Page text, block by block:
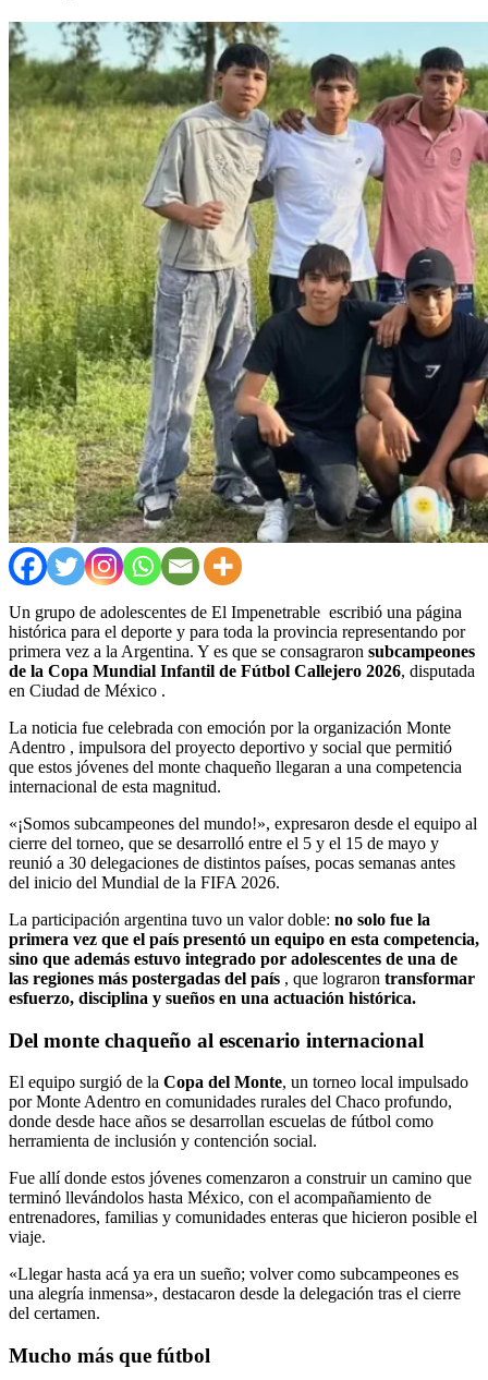
Un grupo de adolescentes de El Impenetrable escribió una página
histórica para el deporte y para toda la provincia representando por
primera vez a la Argentina. Y es que se consagraron subcampeones
de la Copa Mundial Infantil de Fútbol Callejero 2026, disputada
en Ciudad de México .
La noticia fue celebrada con emoción por la organización Monte
Adentro , impulsora del proyecto deportivo y social que permitió
que estos jóvenes del monte chaqueño llegaran a una competencia
internacional de esta magnitud.
«¡Somos subcampeones del mundo!», expresaron desde el equipo al
cierre del torneo, que se desarrolló entre el 5 y el 15 de mayo y
reunió a 30 delegaciones de distintos países, pocas semanas antes
del inicio del Mundial de la FIFA 2026.
La participación argentina tuvo un valor doble: no solo fue la
primera vez que el país presentó un equipo en esta competencia,
sino que además estuvo integrado por adolescentes de una de
las regiones más postergadas del país , que lograron transformar
esfuerzo, disciplina y sueños en una actuación histórica.
Del monte chaqueño al escenario internacional
El equipo surgió de la Copa del Monte, un torneo local impulsado
por Monte Adentro en comunidades rurales del Chaco profundo,
donde desde hace años se desarrollan escuelas de fútbol como
herramienta de inclusión y contención social.
Fue allí donde estos jóvenes comenzaron a construir un camino que
terminó llevándolos hasta México, con el acompañamiento de
entrenadores, familias y comunidades enteras que hicieron posible el
viaje.
«Llegar hasta acá ya era un sueño; volver como subcampeones es
una alegría inmensa», destacaron desde la delegación tras el cierre
del certamen.
Mucho más que fútbol